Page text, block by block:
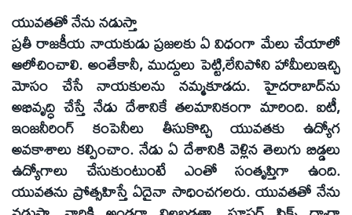
యువతతో నేను నడుస్తా
ప్రతీ రాజకీయ నాయకుడు ప్రజలకు ఏ విధంగా మేలు చేయాలో
ఆలోచించాలి. అంతేకానీ, ముద్దులు పెట్టి,లేనిపోని హామీలుఇచ్చి
మోసం చేసే నాయకులను నమ్మకూడదు. హైదరాబాద్‌ను
అభివృద్ధి చేస్తే నేడు దేశానికే తలమానికంగా మారింది. ఐటీ,
ఇంజనీరింగ్‌ కంపెనీలు తీసుకొచ్చి యువతకు ఉద్యోగ
అవకాశాలు కల్పించాం. నేడు ఏ దేశానికి వెళ్లిన తెలుగు బిడ్డలు
ఉద్యోగాలు చేసుకుంటుంటే ఎంతో సంతృప్తిగా ఉంది.
యువతను ప్రోత్సహిస్తే ఏదైనా సాధించగలరు. యువతతో నేను